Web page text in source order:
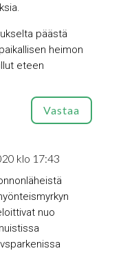
päästä
heimon
eteen
Vastaa
klo 17:43
nuo